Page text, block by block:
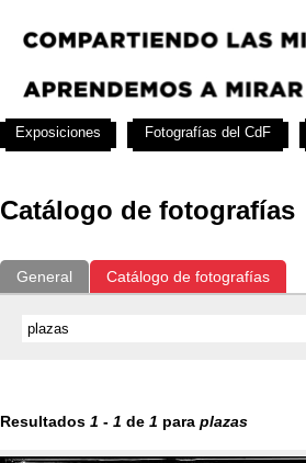
Catálogo de fotografías
General Catálogo de fotografías
Resultados 1 - 1 de 1 para plazas
Exposiciones Fotografías del CdF